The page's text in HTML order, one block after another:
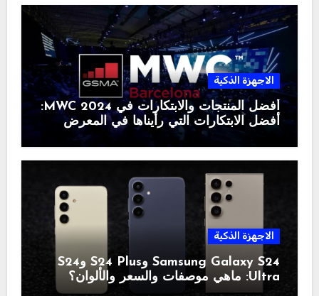
الاجهزة الذكية
أفضل المنتجات والابتكارات في MWC 2024:
أفضل الابتكارات التي رأيناها في المعرض
الاجهزة الذكية
Samsung Galaxy S24 وS24 Plus وS24
Ultra: ماهي موصفات والسعر والألوان؟